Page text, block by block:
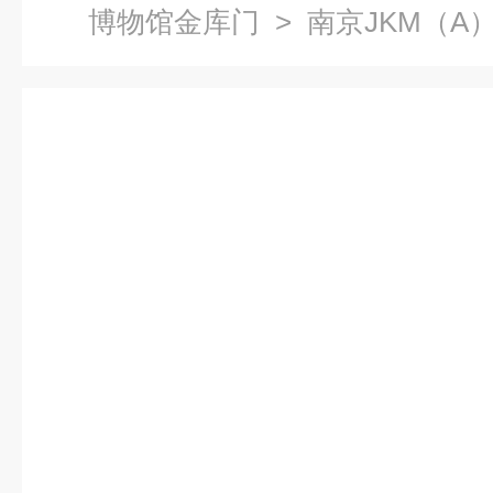
博物馆金库门 > 南京JKM（A